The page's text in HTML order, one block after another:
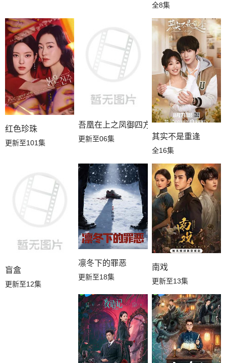
全8集
红色珍珠
更新至101集
吾凰在上之凤御四方
更新至06集 其实不是重逢
全16集
盲盒
更新至12集
凛冬下的罪恶
更新至18集
南戏
更新至13集